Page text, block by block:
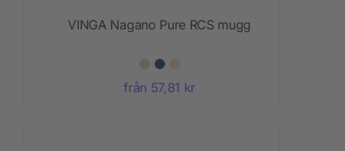
VINGA Nagano Pure RCS mugg
från 57,81 kr